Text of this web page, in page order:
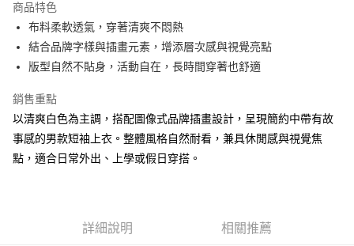
相關說明
【大哥付你分期使用說明】
1.本服務由台灣大哥大提供，台灣大哥大用戶可立即使用無須另外申請。
2.付款方式選擇「大哥付你分期」，訂單成立後會自動跳轉到大哥付的交易
流程，驗證手機門號後，選擇欲分期的期數、繳款截止日，確認付款後即完
3.實際核准額度、可分期數及費用金額請依後續交易確認頁面所載為準。
4.訂單成立30分鐘內，如未前往確認交易或遇審核未通過，訂單將自動取
消。如遇「轉專審核」未通過狀況，表示未達大哥付你分期系統評分，恕無
法說明評估內容。
【繳款方式說明】
ATM付款
宅配
商品特色
布料柔軟透氣，穿著清爽不悶熱
結合品牌字樣與插畫元素，增添層次感與視覺亮點
版型自然不貼身，活動自在，長時間穿著也舒適
銷售重點
以清爽白色為主調，搭配圖像式品牌插畫設計，呈現簡約中帶有故
事感的男款短袖上衣。整體風格自然耐看，兼具休閒感與視覺焦
點，適合日常外出、上學或假日穿搭。
詳細說明 相關推薦